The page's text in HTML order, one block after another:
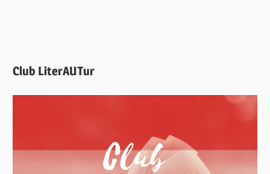
Club LiterAUTur